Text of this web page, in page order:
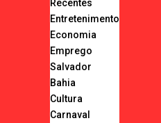
Recentes
Entretenimento
Economia
Emprego
Salvador
Bahia
Cultura
Carnaval